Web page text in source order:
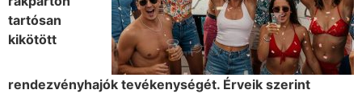
tartósan
kikötött
rendezvényhajók tevékenységét. Érveik szerint